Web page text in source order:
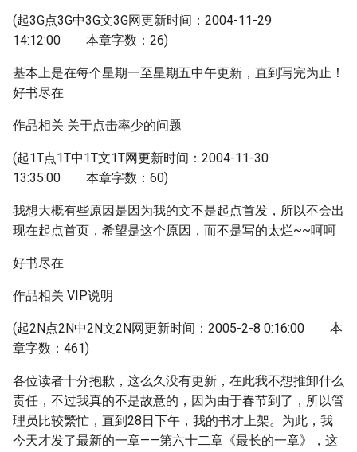
(起3G点3G中3G文3G网更新时间：2004-11-29
14:12:00 本章字数：26)
基本上是在每个星期一至星期五中午更新，直到写完为止！
好书尽在
作品相关 关于点击率少的问题
(起1T点1T中1T文1T网更新时间：2004-11-30
13:35:00 本章字数：60)
我想大概有些原因是因为我的文不是起点首发，所以不会出
现在起点首页，希望是这个原因，而不是写的太烂~~呵呵
好书尽在
作品相关 VIP说明
(起2N点2N中2N文2N网更新时间：2005-2-8 0:16:00 本
章字数：461)
各位读者十分抱歉，这么久没有更新，在此我不想推卸什么
责任，不过我真的不是故意的，因为由于春节到了，所以管
理员比较繁忙，直到28日下午，我的书才上架。为此，我
今天才发了最新的一章——第六十二章《最长的一章》，这